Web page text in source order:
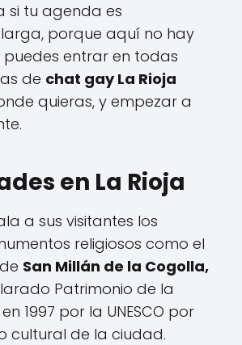
si tu agenda es
porque aquí no hay
puedes entrar en todas
de chat gay La Rioja
quieras, y empezar a
en La Rioja
a sus visitantes los
religiosos como el
San Millán de la Cogolla,
Patrimonio de la
1997 por la UNESCO por
cultural de la ciudad.